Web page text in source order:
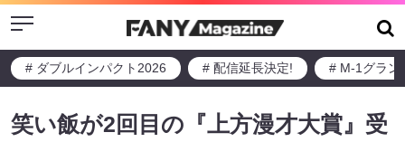
Menu
# ダブルインパクト2026 # 配信延長決定! # M-1グラン
笑い飯が2回目の『上方漫才大賞』受